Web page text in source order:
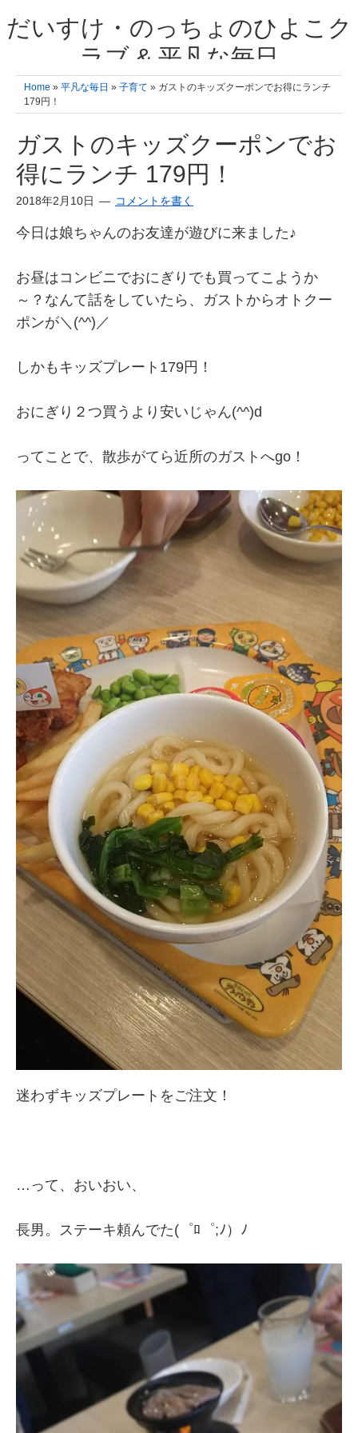
だいすけ・のっちょのひよこク
ラブ & 平凡な毎日
我が家の3人のひよこ成長日記と雑記 何十年後かに、大きくなったひよ
こ達とこの成長記を読み返すことを夢見て。& 3児ママの平凡日記 日々
の楽しいこと、便利グッズの紹介
Home » 平凡な毎日 » 子育て » ガストのキッズクーポンでお得にランチ
179円！
ガストのキッズクーポンでお
得にランチ 179円！
2018年2月10日 コメントを書く
今日は娘ちゃんのお友達が遊びに来ました♪
お昼はコンビニでおにぎりでも買ってこようか
～？なんて話をしていたら、ガストからオトクー
ポンが＼(^^)／
しかもキッズプレート179円！
おにぎり２つ買うより安いじゃん(^^)d
ってことで、散歩がてら近所のガストへgo！
迷わずキッズプレートをご注文！
…って、おいおい、
長男。ステーキ頼んでた(゜ﾛ゜;ﾉ）ﾉ